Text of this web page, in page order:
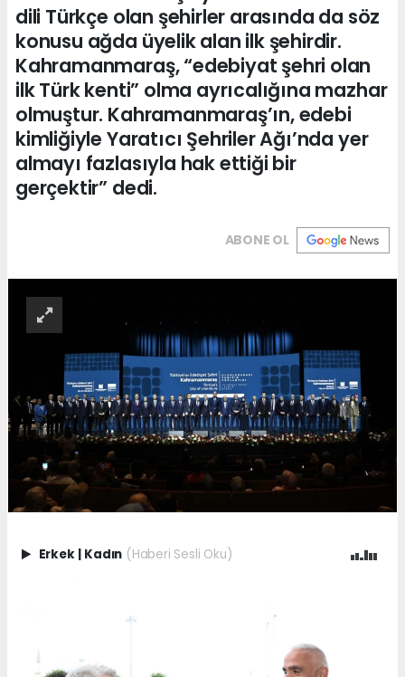
dili Türkçe olan şehirler arasında da söz
konusu ağda üyelik alan ilk şehirdir.
Kahramanmaraş, “edebiyat şehri olan
ilk Türk kenti” olma ayrıcalığına mazhar
olmuştur. Kahramanmaraş’ın, edebi
kimliğiyle Yaratıcı Şehriler Ağı’nda yer
almayı fazlasıyla hak ettiği bir
gerçektir” dedi.
ABONE OL
Erkek Kadın (Haberi Sesli Oku)